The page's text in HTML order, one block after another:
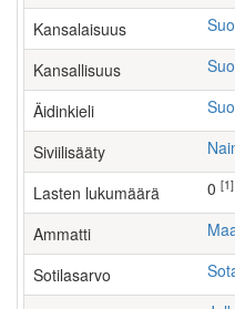
Kansalaisuus
Kansallisuus
Äidinkieli
Siviilisääty
Lasten lukumäärä [1]
Ammatti
Sotilasarvo